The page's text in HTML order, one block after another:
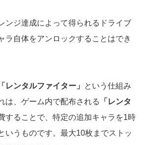
ンジ達成によって得られるドライブ
ラ自体をアンロックすることはでき
「レンタルファイター」
という仕組み
は、ゲーム内で配布される
「レンタ
することで、特定の追加キャラを1時
いうものです。最大10枚までストッ